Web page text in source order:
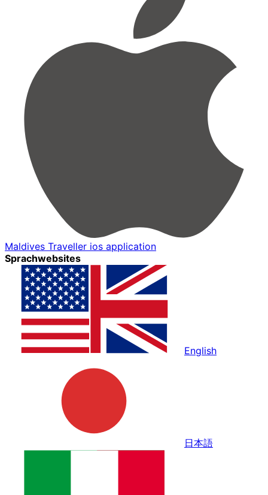
Maldives Traveller ios application
Sprachwebsites
English
日本語